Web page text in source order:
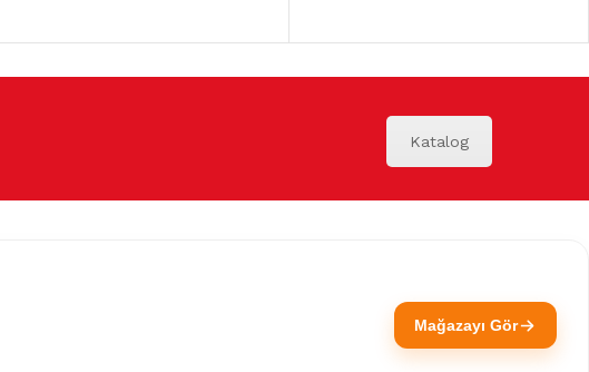
Katalog
Mağazayı Gör